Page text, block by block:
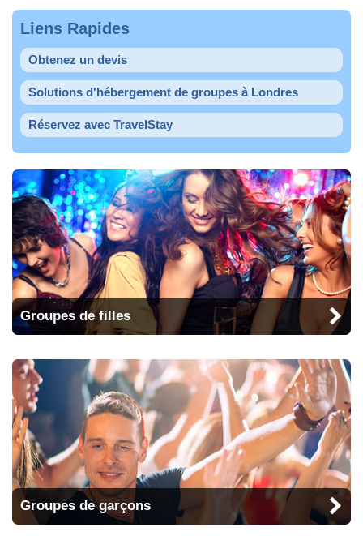
Liens Rapides
Obtenez un devis
Solutions d'hébergement de groupes à Londres
Réservez avec TravelStay
Groupes de filles
Groupes de garçons